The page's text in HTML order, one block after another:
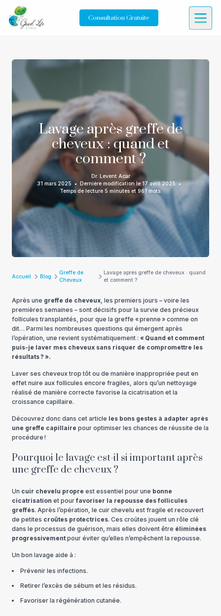
Consultation Gratuite
Lavage après greffe de
cheveux : quand et
comment ?
Dr. Levent Acar
31 mars 2025
• Dernière modification le 17 avril 2025 •
Temps de lecture 5 minutes et 961 mots.
Accueil Blog
Greffe de
Cheveux
Lavage après greffe de cheveux : quand
et comment ?
Après une greffe de cheveux, les premiers jours – voire les
premières semaines – sont décisifs pour la survie des précieux
follicules transplantés, pour que la greffe « prenne » comme on
dit… Parmi les nombreuses questions qui émergent après
l’opération, une revient systématiquement : « Quand et comment
puis-je laver mes cheveux sans risquer de compromettre les
résultats ? ».
Laver ses cheveux trop tôt ou de manière inappropriée peut en
effet nuire aux follicules encore fragiles, alors qu’un nettoyage
réalisé de manière correcte favorise la cicatrisation et la
croissance capillaire.
Découvrez donc dans cet article les bons gestes à adapter après
une greffe capillaire pour optimiser les chances de réussite de la
procédure !
Pourquoi le lavage est-il si important après
une greffe de cheveux ?
Un cuir chevelu propre est essentiel pour une bonne
cicatrisation et pourfavoriser la repousse des follicules
greffés. Après l’opération, le cuir chevelu est fragile et recouvert
de petites croûtes protectrices. Ces croûtes jouent un rôle clé
dans le processus de guérison, mais elles doivent être éliminées
progressivement pour éviter qu’elles n’empêchent la repousse.
Un bon lavage aide à :
Prévenir les infections.
Retirer l’excès de sébum et les résidus.
Favoriser la régénération cutanée.